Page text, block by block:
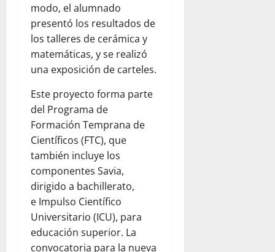
modo, el alumnado
presentó los resultados de
los talleres de cerámica y
matemáticas, y se realizó
una exposición de carteles.
Este proyecto forma parte
del Programa de
Formación Temprana de
Científicos (FTC), que
también incluye los
componentes Savia,
dirigido a bachillerato,
e Impulso Científico
Universitario (ICU), para
educación superior. La
convocatoria para la nueva